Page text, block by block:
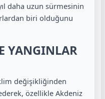
daha uzun sürmesinin
biri olduğunu
YANGINLAR
değişikliğinden
özellikle Akdeniz